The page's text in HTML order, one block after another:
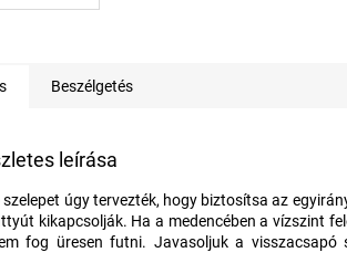
Beszélgetés
leírása
úgy tervezték, hogy biztosítsa az
kikapcsolják. Ha a medencében a vízszint
fog üresen futni. Javasoljuk a visszacsapó